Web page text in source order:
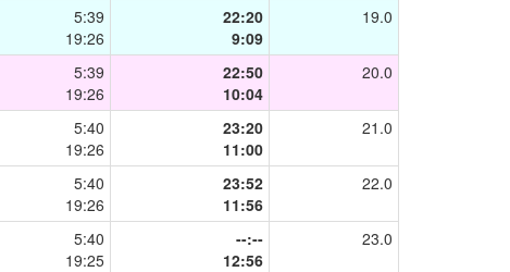
5:39
19:26
22:20
9:09
19.0
5:39
19:26
22:50
10:04
20.0
5:40
19:26
23:20
11:00
21.0
5:40
19:26
23:52
11:56
22.0
5:40
19:25
--:--
12:56
23.0